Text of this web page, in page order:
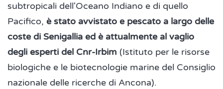
subtropicali dell'Oceano Indiano e di quello
Pacifico, è stato avvistato e pescato a largo delle
coste di Senigallia ed è attualmente al vaglio
degli esperti del Cnr-Irbim (Istituto per le risorse
biologiche e le biotecnologie marine del Consiglio
nazionale delle ricerche di Ancona).